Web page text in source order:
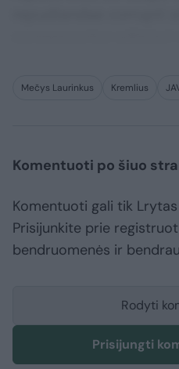
Mečys Laurinkus Kremlius
Komentuoti po šiuo
Komentuoti gali tik
Prisijunkite prie
bendruomenės ir
Rodyti
Prisijungti